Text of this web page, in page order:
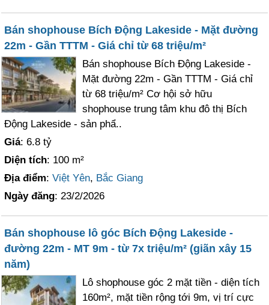
Bán shophouse Bích Động Lakeside - Mặt đường
22m - Gần TTTM - Giá chỉ từ 68 triệu/m²
Bán shophouse Bích Động Lakeside -
Mặt đường 22m - Gần TTTM - Giá chỉ
từ 68 triệu/m² Cơ hội sở hữu
shophouse trung tâm khu đô thị Bích
Động Lakeside - sản phẩ..
Giá: 6.8 tỷ
Diện tích: 100 m²
Địa điểm:Việt Yên, Bắc Giang
Ngày đăng: 23/2/2026
Bán shophouse lô góc Bích Động Lakeside -
đường 22m - MT 9m - từ 7x triệu/m² (giãn xây 15
năm)
Lô shophouse góc 2 mặt tiền - diện tích
160m², mặt tiền rộng tới 9m, vị trí cực